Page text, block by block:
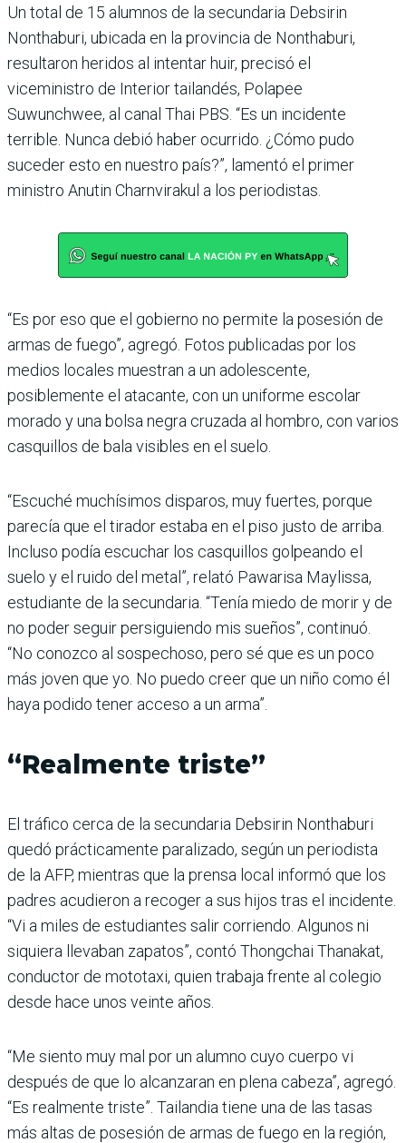
Un total de 15 alumnos de la secundaria Debsirin
Nonthaburi, ubicada en la provincia de Nonthaburi,
resultaron heridos al intentar huir, precisó el
viceministro de Interior tailandés, Polapee
Suwunchwee, al canal Thai PBS. “Es un incidente
terrible. Nunca debió haber ocurrido. ¿Cómo pudo
suceder esto en nuestro país?”, lamentó el primer
ministro Anutin Charnvirakul a los periodistas.
“Es por eso que el gobierno no permite la posesión de
armas de fuego”, agregó. Fotos publicadas por los
medios locales muestran a un adolescente,
posiblemente el atacante, con un uniforme escolar
morado y una bolsa negra cruzada al hombro, con varios
casquillos de bala visibles en el suelo.
“Escuché muchísimos disparos, muy fuertes, porque
parecía que el tirador estaba en el piso justo de arriba.
Incluso podía escuchar los casquillos golpeando el
suelo y el ruido del metal”, relató Pawarisa Maylissa,
estudiante de la secundaria. “Tenía miedo de morir y de
no poder seguir persiguiendo mis sueños”, continuó.
“No conozco al sospechoso, pero sé que es un poco
más joven que yo. No puedo creer que un niño como él
haya podido tener acceso a un arma”.
“Realmente triste”
El tráfico cerca de la secundaria Debsirin Nonthaburi
quedó prácticamente paralizado, según un periodista
de la AFP, mientras que la prensa local informó que los
padres acudieron a recoger a sus hijos tras el incidente.
“Vi a miles de estudiantes salir corriendo. Algunos ni
siquiera llevaban zapatos”, contó Thongchai Thanakat,
conductor de mototaxi, quien trabaja frente al colegio
desde hace unos veinte años.
“Me siento muy mal por un alumno cuyo cuerpo vi
después de que lo alcanzaran en plena cabeza”, agregó.
“Es realmente triste”. Tailandia tiene una de las tasas
más altas de posesión de armas de fuego en la región,